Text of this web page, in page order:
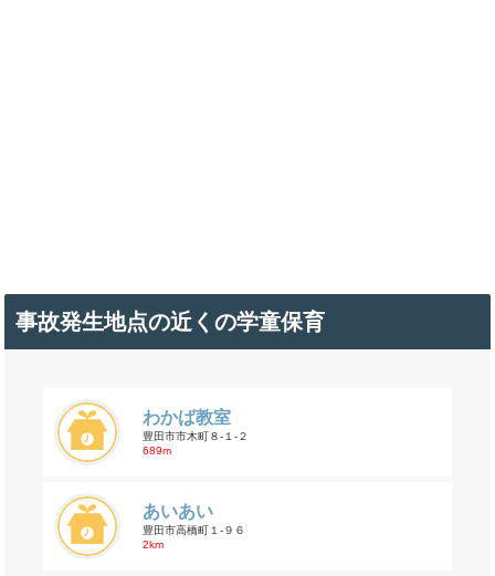
事故発生地点の近くの学童保育
わかば教室
豊田市市木町８-１-２
689m
あいあい
豊田市高橋町１-９６
2km